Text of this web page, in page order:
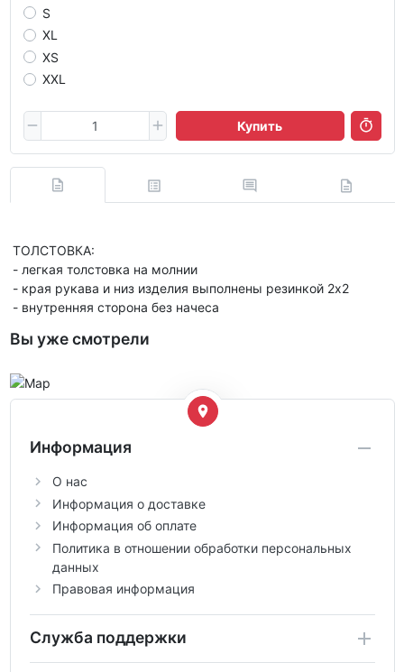
S
XL
XS
XXL
Купить
ТОЛСТОВКА:
- легкая толстовка на молнии
- края рукава и низ изделия выполнены резинкой 2х2
- внутренняя сторона без начеса
Вы уже смотрели
Информация
О нас
Информация о доставке
Информация об оплате
Политика в отношении обработки персональных
данных
Правовая информация
Служба поддержки